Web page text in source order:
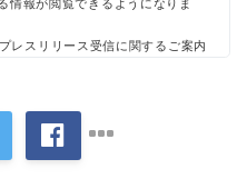
情報が閲覧できるようになりま
プレスリリース受信に関するご案内